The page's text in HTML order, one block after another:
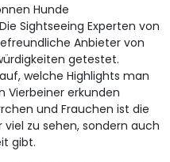
Hunde
Sightseeing Experten von
Anbieter von
getestet.
welche Highlights man
erkunden
und Frauchen ist die
zu sehen, sondern auch
gibt.